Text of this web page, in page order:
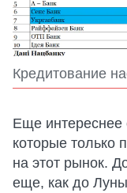
Кредитование
Еще интереснее
которые только
на этот рынок.
еще, как до